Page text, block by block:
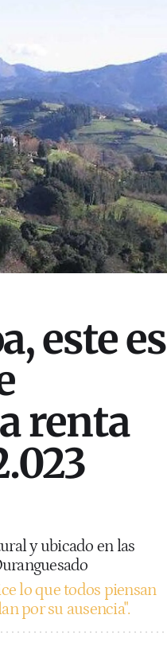
este es
renta
y ubicado en las
lo que todos piensan
por su ausencia".